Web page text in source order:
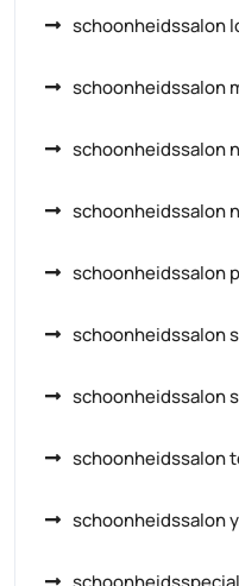
schoonheidssalon
schoonheidssalon
schoonheidssalon
schoonheidssalon
schoonheidssalon
schoonheidssalon
schoonheidssalon
schoonheidssalon
schoonheidssalon